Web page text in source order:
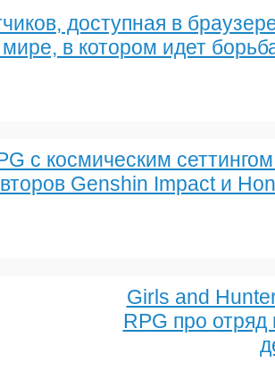
доступная в
в котором идет
с космическим
Genshin Impact и
Girls and
RPG про